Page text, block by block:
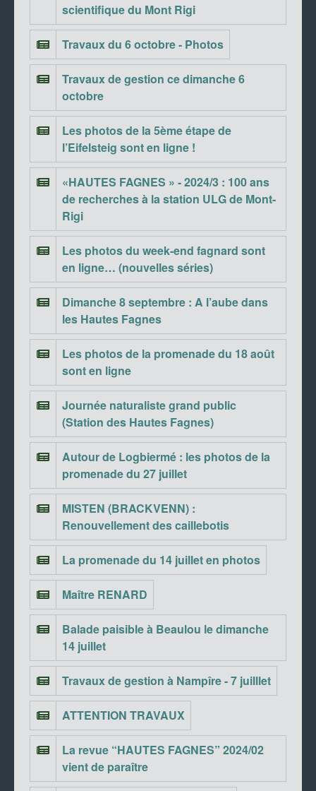
scientifique du Mont Rigi
Travaux du 6 octobre - Photos
Travaux de gestion ce dimanche 6
octobre
Les photos de la 5ème étape de
l’Eifelsteig sont en ligne !
«HAUTES FAGNES » - 2024/3 : 100 ans
de recherches à la station ULG de Mont-
Rigi
Les photos du week-end fagnard sont
en ligne… (nouvelles séries)
Dimanche 8 septembre : A l’aube dans
les Hautes Fagnes
Les photos de la promenade du 18 août
sont en ligne
Journée naturaliste grand public
(Station des Hautes Fagnes)
Autour de Logbiermé : les photos de la
promenade du 27 juillet
MISTEN (BRACKVENN) :
Renouvellement des caillebotis
La promenade du 14 juillet en photos
Maître RENARD
Balade paisible à Beaulou le dimanche
14 juillet
Travaux de gestion à Nampîre - 7 juilllet
ATTENTION TRAVAUX
La revue “HAUTES FAGNES” 2024/02
vient de paraître